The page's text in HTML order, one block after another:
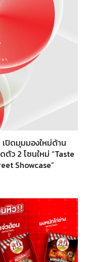
เปิดมุมมองใหม่ด้าน
ตัว 2 โซนใหม่ “Taste
Showcase”